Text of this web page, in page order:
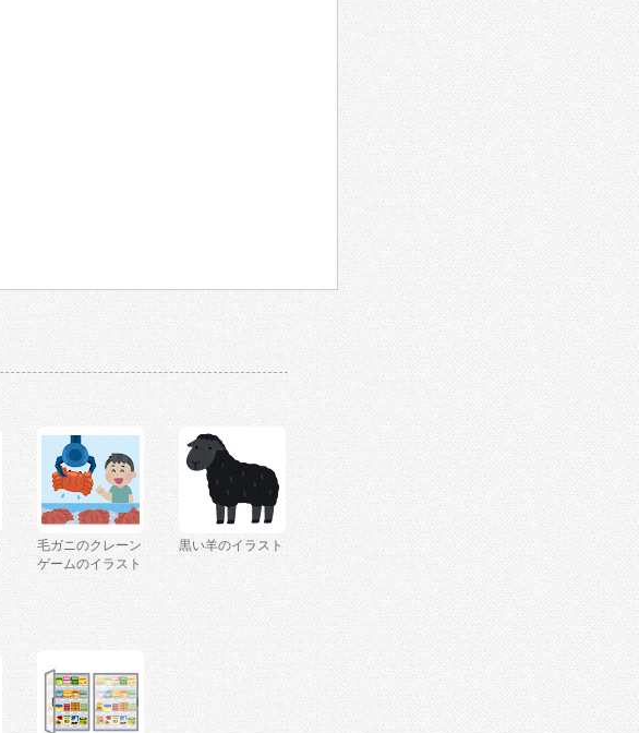
毛ガニのクレーン
ゲームのイラスト
黒い羊のイラスト